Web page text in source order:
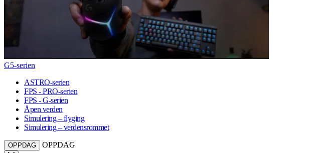
G5-serien
ASTRO-serien
FPS - PRO-serien
FPS - G-serien
Åpen verden
Simulering – flyging
Simulering – verdensrommet
OPPDAG OPPDAG